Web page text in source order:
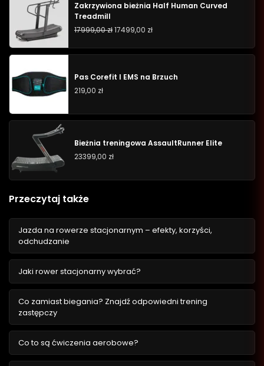
Zakrzywiona bieżnia Half Human Curved
Treadmill
17999,00zł17499,00 zł
Pas Corefit I EMS na Brzuch
219,00 zł
Bieżnia treningowa AssaultRunner Elite
23399,00 zł
Przeczytaj także
Jazda na rowerze stacjonarnym – efekty, korzyści,
odchudzanie
Jaki rower stacjonarny wybrać?
Co zamiast biegania? Znajdź odpowiedni trening
zastępczy
Co to są ćwiczenia aerobowe?